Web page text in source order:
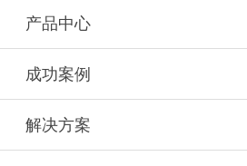
产品中心
成功案例
解决方案